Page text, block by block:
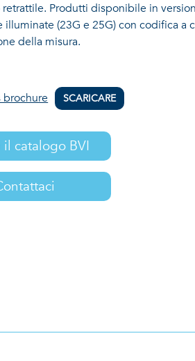
Produtti disponibile in
illuminate (23G e 25G) con codifica a
della misura.
brochure SCARICARE
il catalogo BVI